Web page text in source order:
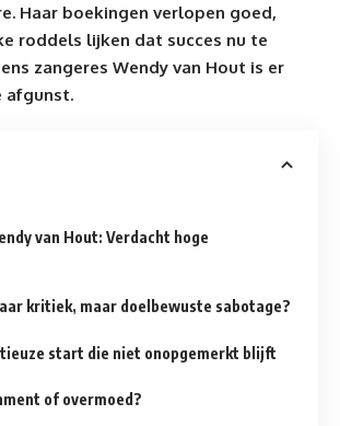
Haar boekingen verlopen goed,
roddels lijken dat succes nu te
zangeres Wendy van Hout is er
afgunst.
van Hout: Verdacht hoge
kritiek, maar doelbewuste sabotage?
start die niet onopgemerkt blijft
of overmoed?